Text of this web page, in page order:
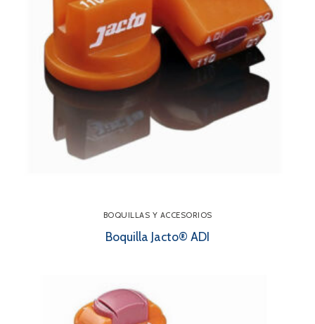
BOQUILLAS Y ACCESORIOS
Boquilla Jacto® ADI